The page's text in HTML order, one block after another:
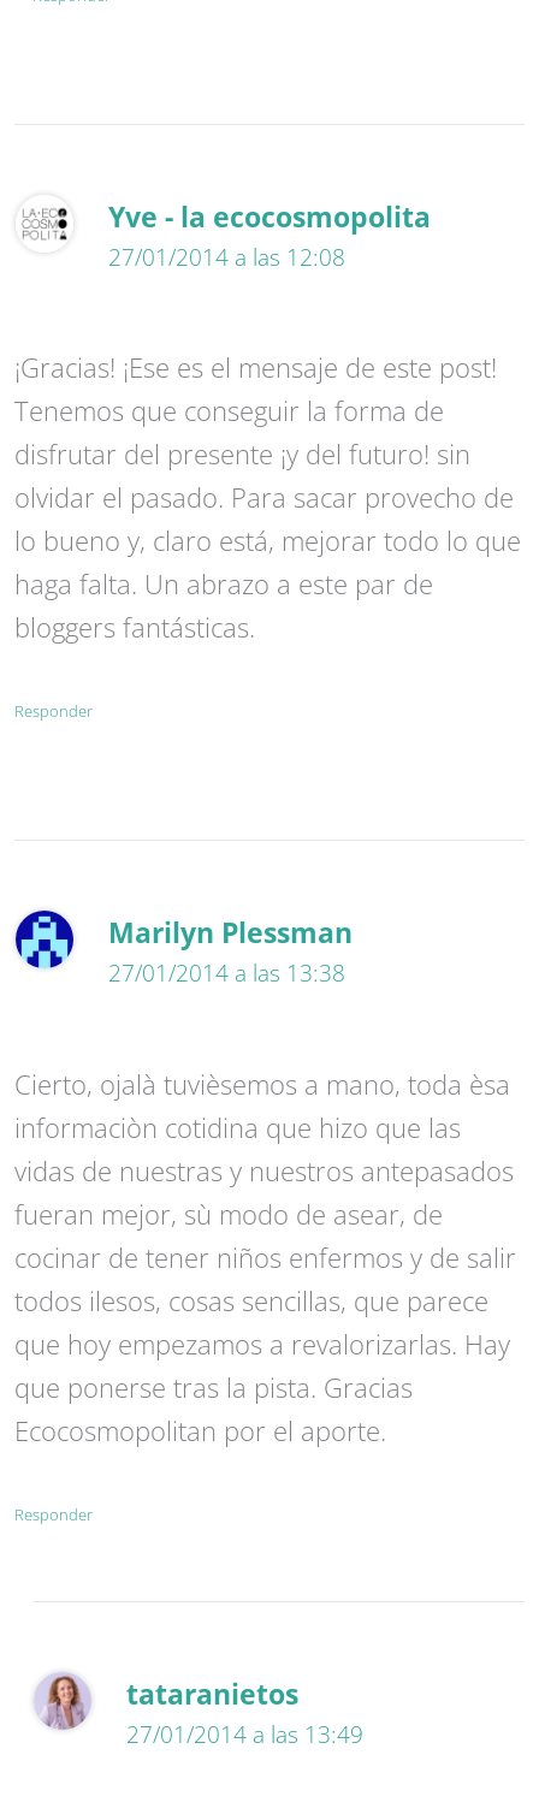
Yve - la ecocosmopolita
27/01/2014 a las 12:08
¡Gracias! ¡Ese es el mensaje de este post!
Tenemos que conseguir la forma de
disfrutar del presente ¡y del futuro! sin
olvidar el pasado. Para sacar provecho de
lo bueno y, claro está, mejorar todo lo que
haga falta. Un abrazo a este par de
bloggers fantásticas.
Responder
Marilyn Plessman
27/01/2014 a las 13:38
Cierto, ojalà tuvièsemos a mano, toda èsa
informaciòn cotidina que hizo que las
vidas de nuestras y nuestros antepasados
fueran mejor, sù modo de asear, de
cocinar de tener niños enfermos y de salir
todos ilesos, cosas sencillas, que parece
que hoy empezamos a revalorizarlas. Hay
que ponerse tras la pista. Gracias
Ecocosmopolitan por el aporte.
Responder
tataranietos
27/01/2014 a las 13:49